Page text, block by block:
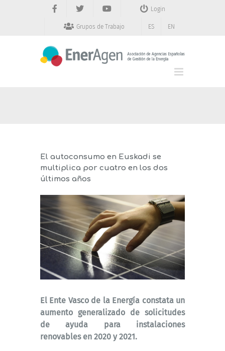
Login
Grupos de Trabajo ES EN
El autoconsumo en Euskadi se
multiplica por cuatro en los dos
últimos años
El Ente Vasco de la Energía constata un
aumento generalizado de solicitudes
de ayuda para instalaciones
renovables en 2020 y 2021.